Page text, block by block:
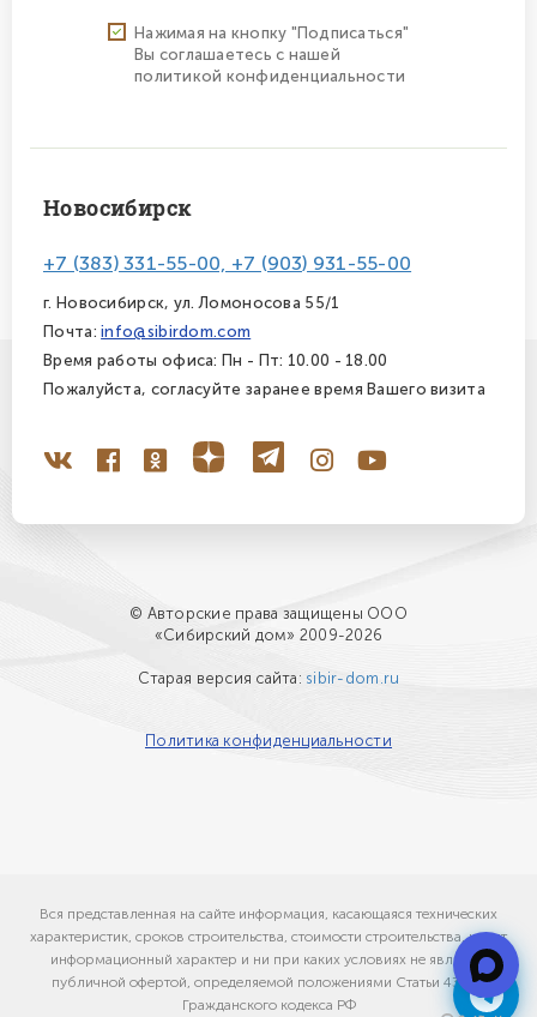
Нажимая на кнопку "Подписаться"
Вы соглашаетесь с нашей
политикой конфиденциальности
Новосибирск
+7 (383) 331-55-00, +7 (903) 931-55-00
г. Новосибирск, ул. Ломоносова 55/1
Почта:info@sibirdom.com
Время работы офиса: Пн - Пт: 10.00 - 18.00
Пожалуйста, согласуйте заранее время Вашего визита
© Авторские права защищены ООО
«Сибирский дом» 2009-2026
Старая версия сайта: sibir-dom.ru
Политика конфиденциальности
Вся представленная на сайте информация, касающаяся технических
характеристик, сроков строительства, стоимости строительства, носит
информационный характер и ни при каких условиях не является
публичной офертой, определяемой положениями Статьи 437(2)
Гражданского кодекса РФ